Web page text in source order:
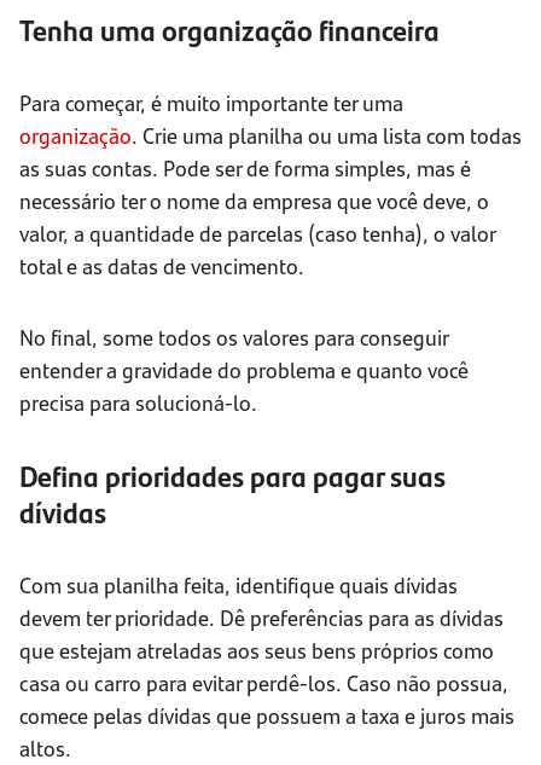
Tenha uma organização financeira
Para começar, é muito importante ter uma
organização. Crie uma planilha ou uma lista com todas
as suas contas. Pode ser de forma simples, mas é
necessário ter o nome da empresa que você deve, o
valor, a quantidade de parcelas (caso tenha), o valor
total e as datas de vencimento.
No final, some todos os valores para conseguir
entender a gravidade do problema e quanto você
precisa para solucioná-lo.
Defina prioridades para pagar suas
dívidas
Com sua planilha feita, identifique quais dívidas
devem ter prioridade. Dê preferências para as dívidas
que estejam atreladas aos seus bens próprios como
casa ou carro para evitar perdê-los. Caso não possua,
comece pelas dívidas que possuem a taxa e juros mais
altos.